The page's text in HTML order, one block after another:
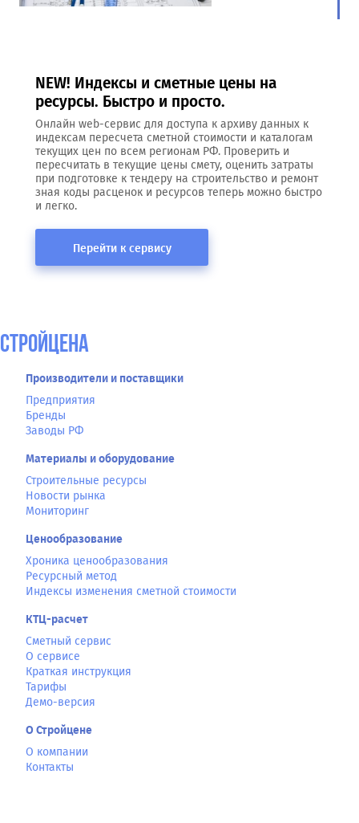
NEW! Индексы и сметные цены на
ресурсы. Быстро и просто.
Онлайн web-сервис для доступа к архиву данных к
индексам пересчета сметной стоимости и каталогам
текущих цен по всем регионам РФ. Проверить и
пересчитать в текущие цены смету, оценить затраты
при подготовке к тендеру на строительство и ремонт
зная коды расценок и ресурсов теперь можно быстро
и легко.
Перейти к сервису
СтройЦена
Производители и поставщики
Предприятия
Бренды
Заводы РФ
Материалы и оборудование
Строительные ресурсы
Новости рынка
Мониторинг
Ценообразование
Хроника ценообразования
Ресурсный метод
Индексы изменения сметной стоимости
КТЦ-расчет
Сметный сервис
О сервисе
Краткая инструкция
Тарифы
Демо-версия
О Стройцене
О компании
Контакты